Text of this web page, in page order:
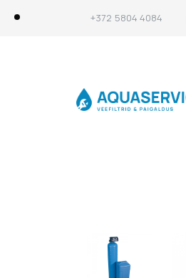
+372 5804 4084